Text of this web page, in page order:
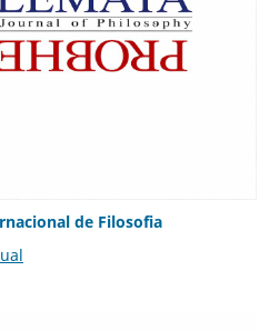
de Filosofia